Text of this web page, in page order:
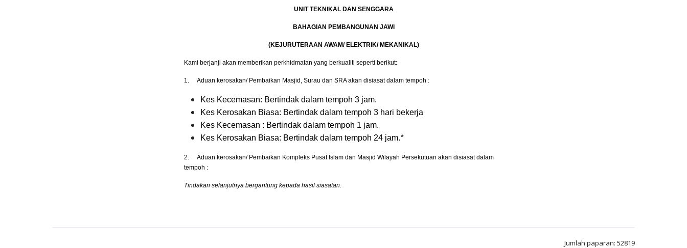
UNIT TEKNIKAL DAN SENGGARA
BAHAGIAN PEMBANGUNAN JAWI
(KEJURUTERAAN AWAM/ ELEKTRIK/ MEKANIKAL)
Kami berjanji akan memberikan perkhidmatan yang berkualiti seperti berikut:
1. Aduan kerosakan/ Pembaikan Masjid, Surau dan SRA akan disiasat dalam tempoh :
Kes Kecemasan: Bertindak dalam tempoh 3 jam.
Kes Kerosakan Biasa: Bertindak dalam tempoh 3 hari bekerja
Kes Kecemasan : Bertindak dalam tempoh 1 jam.
Kes Kerosakan Biasa: Bertindak dalam tempoh 24 jam.*
2.
Aduan kerosakan/ Pembaikan Kompleks Pusat Islam dan Masjid Wilayah Persekutuan akan disiasat dalam
tempoh :
Tindakan selanjutnya bergantung kepada hasil siasatan.
Jumlah paparan: 52819